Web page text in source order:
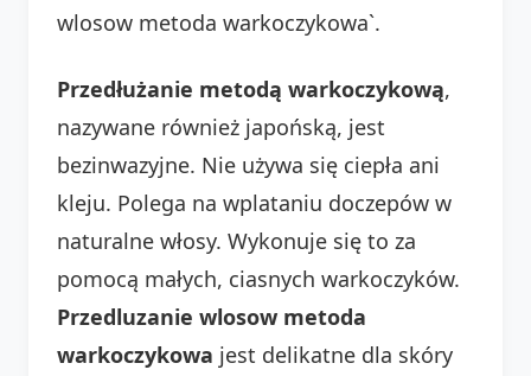
wlosow metoda warkoczykowa`.
Przedłużanie metodą warkoczykową,
nazywane również japońską, jest
bezinwazyjne. Nie używa się ciepła ani
kleju. Polega na wplataniu doczepów w
naturalne włosy. Wykonuje się to za
pomocą małych, ciasnych warkoczyków.
Przedluzanie wlosow metoda
warkoczykowa jest delikatne dla skóry